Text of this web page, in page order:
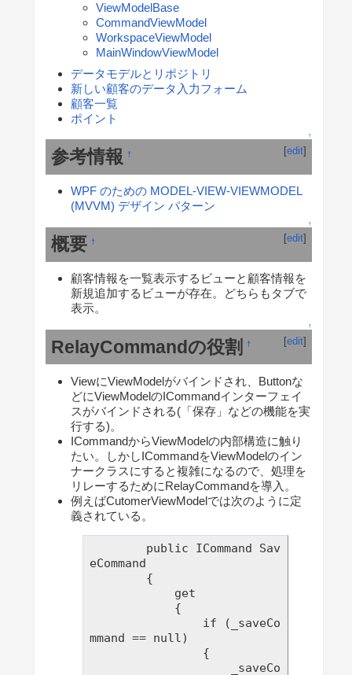
ViewModelBase
CommandViewModel
WorkspaceViewModel
MainWindowViewModel
データモデルとリポジトリ
新しい顧客のデータ入力フォーム
顧客一覧
ポイント
↑
参考情報 † [edit]
WPF のための MODEL-VIEW-VIEWMODEL
(MVVM) デザイン パターン
↑
概要 † [edit]
顧客情報を一覧表示するビューと顧客情報を
新規追加するビューが存在。どちらもタブで
表示。
↑
RelayCommandの役割 † [edit]
ViewにViewModelがバインドされ、Buttonな
どにViewModelのICommandインターフェイ
スがバインドされる(「保存」などの機能を実
行する)。
ICommandからViewModelの内部構造に触り
たい。しかしICommandをViewModelのイン
ナークラスにすると複雑になるので、処理を
リレーするためにRelayCommandを導入。
例えばCutomerViewModelでは次のように定
義されている。
eCommand
mmand == null)